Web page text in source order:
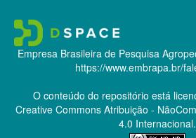
Empresa Brasileira de Pesquisa
https://www.embrapa.br/
O conteúdo do repositório está
Creative CommonsAtribuição -
4.0 Internacional.